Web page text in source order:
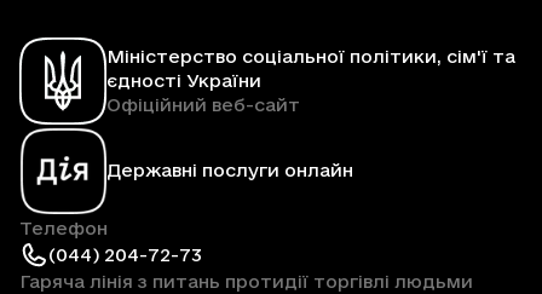
Міністерство соціальної політики, сім'ї та
єдності України
Офіційний веб-сайт
Державні послуги онлайн
Телефон
(044) 204-72-73
Гаряча лінія з питань протидії торгівлі людьми